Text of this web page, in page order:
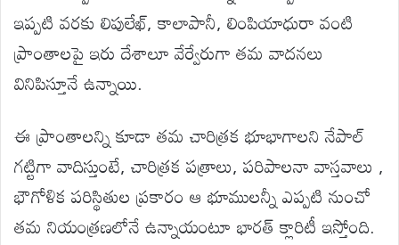
ఇప్పటి వరకు లిపులేఖ్, కాలాపానీ, లింపియాధురా వంటి
ప్రాంతాలపై ఇరు దేశాలూ వేర్వేరుగా తమ వాదనలు
వినిపిస్తూనే ఉన్నాయి.
ఈ ప్రాంతాలన్ని కూడా తమ చారిత్రక భూభాగాలని నేపాల్
గట్టిగా వాదిస్తుంటే, చారిత్రక పత్రాలు, పరిపాలనా వాస్తవాలు ,
భౌగోళిక పరిస్థితుల ప్రకారం ఆ భూములన్నీ ఎప్పటి నుంచో
తమ నియంత్రణలోనే ఉన్నాయంటూ భారత్ క్లారిటీ ఇస్తోంది.